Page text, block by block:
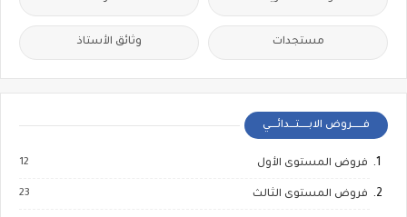
مستجدات وثائق الأستاذ
فــــــروض الابـــــتـــدائــــي
فروض المستوى الأول 12
فروض المستوى الثالث 23